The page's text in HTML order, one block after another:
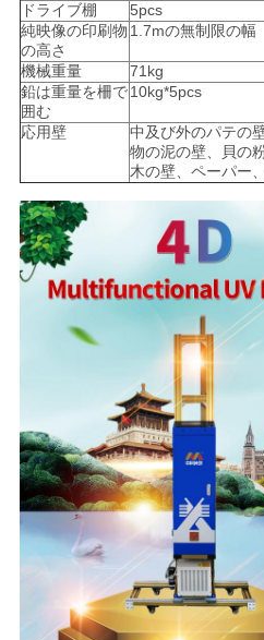
い
地
図
PRIVACY
POLICY
ドライブ棚
5pcs
純映像の印刷物
の高さ
1.7mの無制限の幅
機械重量
71kg
鉛は重量を柵で
囲む
10kg*5pcs
応用壁
中及び外のパテの
物の泥の壁、貝の
木の壁、ペーパー